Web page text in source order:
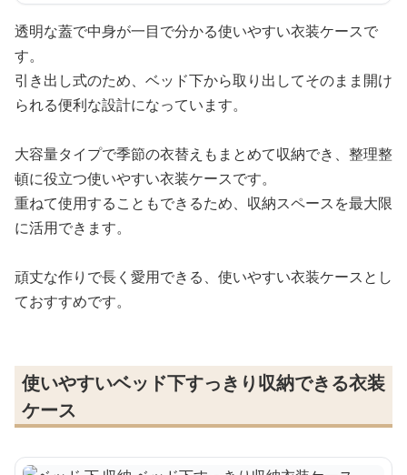
透明な蓋で中身が一目で分かる使いやすい衣装ケースで
す。
引き出し式のため、ベッド下から取り出してそのまま開け
られる便利な設計になっています。
大容量タイプで季節の衣替えもまとめて収納でき、整理整
頓に役立つ使いやすい衣装ケースです。
重ねて使用することもできるため、収納スペースを最大限
に活用できます。
頑丈な作りで長く愛用できる、使いやすい衣装ケースとし
ておすすめです。
使いやすいベッド下すっきり収納できる衣装
ケース